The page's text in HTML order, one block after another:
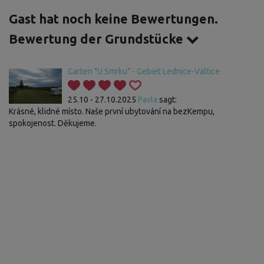
Gast hat noch keine Bewertungen.
Bewertung der Grundstücke
Garten "U Smrku" - Gebiet Lednice-Valtice
25.10 - 27.10.2025 Pavla sagt:
Krásné, klidné místo. Naše první ubytování na bezKempu,
spokojenost. Děkujeme.